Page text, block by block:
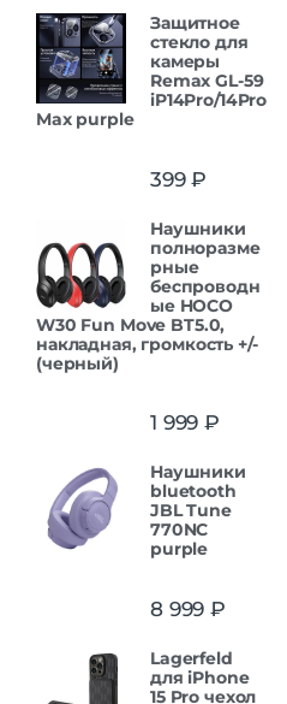
Защитнoe
cтекло для
камеры
Remax GL-59
iP14Pro/14Pro
Max purple
399₽
Наушники
полноразме
рные
беспроводн
ые HOCO
W30 Fun Move BT5.0,
накладная, громкость +/-
(черный)
1 999 ₽
Наушники
bluetooth
JBL Tune
770NC
purple
8 999 ₽
Lagerfeld
для iPhone
15 Pro чехол